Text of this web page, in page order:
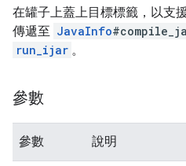
在罐子上蓋上目標標籤，以支
傳遞至 JavaInfo
run_ijar 。
參數
參數 說明